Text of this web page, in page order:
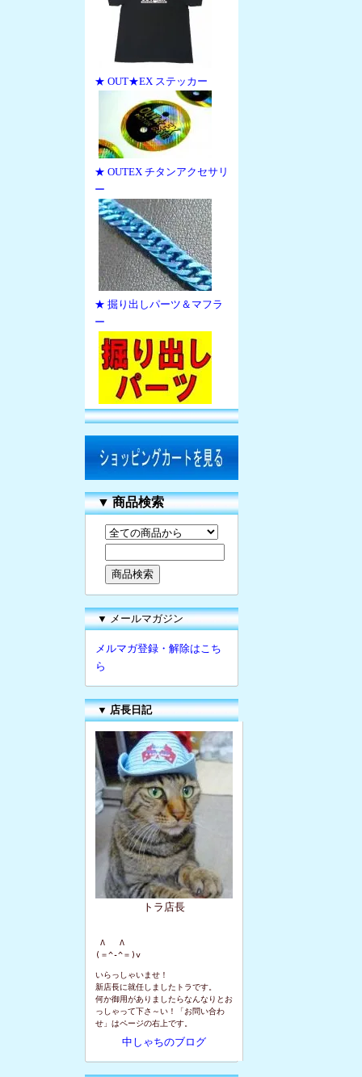
★ OUT★EX ステッカー
★ OUTEX チタンアクセサリ
ー
★ 掘り出しパーツ＆マフラ
ー
▼商品検索
▼ メールマガジン
メルマガ登録・解除はこち
ら
▼ 店長日記
トラ店長
Λ   Λ
(＝^-^＝)v
いらっしゃいませ！
新店長に就任しましたトラです。
何か御用がありましたらなんなりとお
っしゃって下さ～い！「お問い合わ
せ」はページの右上です。
中しゃちのブログ